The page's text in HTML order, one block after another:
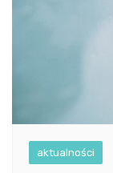
aktualności